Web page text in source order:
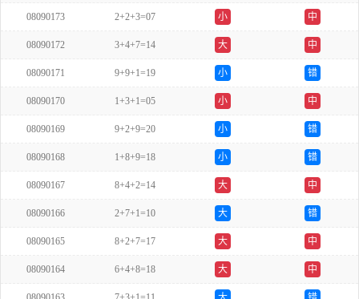
08090173 2+2+3=07 小 中
08090172 3+4+7=14 大 中
08090171 9+9+1=19 小 错
08090170 1+3+1=05 小 中
08090169 9+2+9=20 小 错
08090168 1+8+9=18 小 错
08090167 8+4+2=14 大 中
08090166 2+7+1=10 大 错
08090165 8+2+7=17 大 中
08090164 6+4+8=18 大 中